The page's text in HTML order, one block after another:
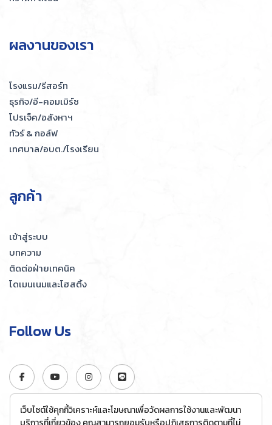
ผลงานของเรา
โรงแรม/รีสอร์ท
ธุรกิจ/อี-คอมเมิร์ซ
โปรเจ็ค/อสังหาฯ
ทัวร์ & กอล์ฟ
เทศบาล/อบต./โรงเรียน
ลูกค้า
เข้าสู่ระบบ
บทความ
ติดต่อฝ่ายเทคนิค
โดเมนเนมและโฮสติ้ง
Follow Us
เว็บไซต์ใช้คุกกี้วิเคราะห์และโฆษณาเพื่อวัดผลการใช้งานและพัฒนา